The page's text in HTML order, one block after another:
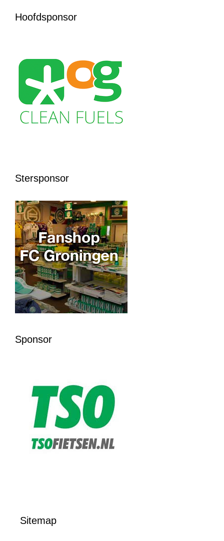
Hoofdsponsor
Stersponsor
Sponsor
Sitemap